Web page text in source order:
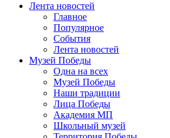
Лента новостей
Главное
Популярное
События
Лента новостей
Музей Победы
Одна на всех
Музей Победы
Наши традиции
Лица Победы
Академия МП
Школьный музей